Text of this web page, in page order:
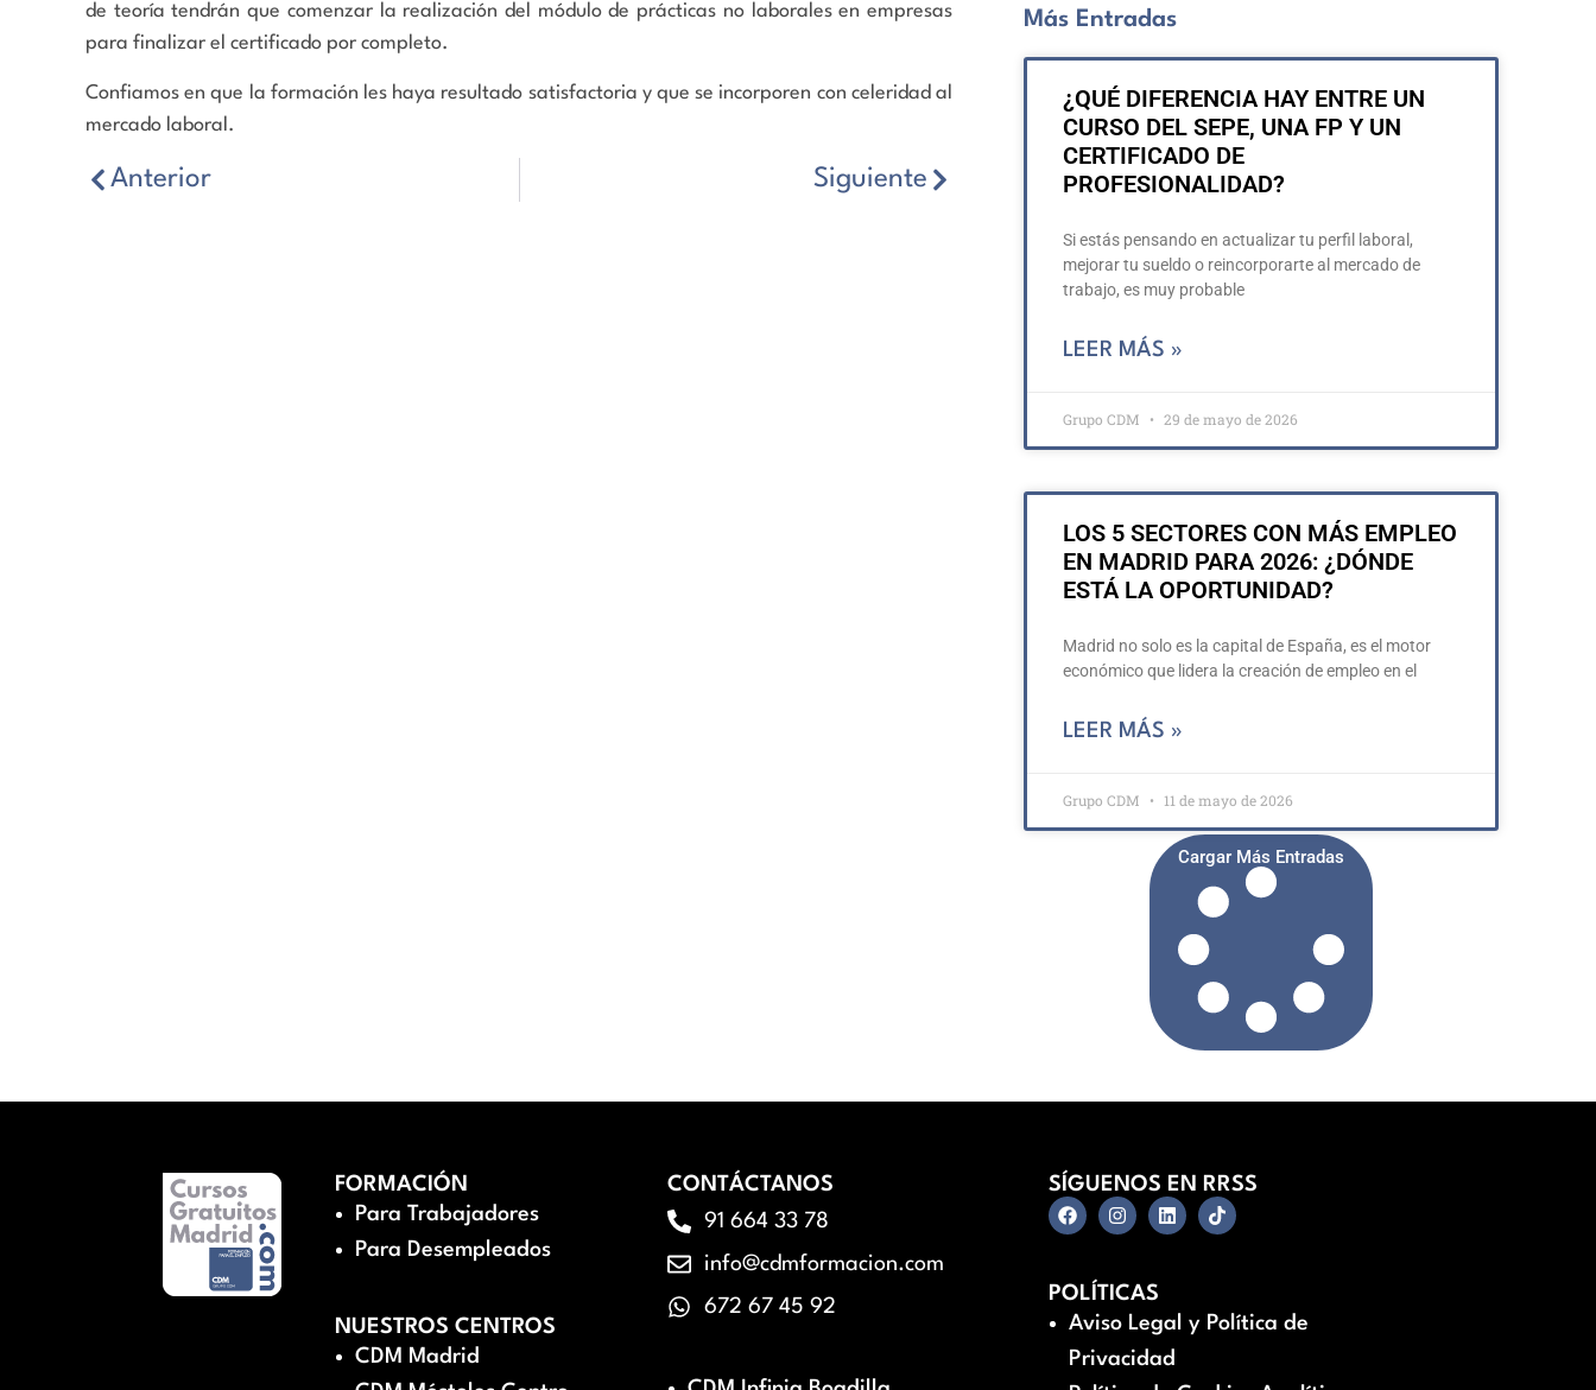
de teoría tendrán que comenzar la realización del módulo de prácticas no laborales en empresas
para finalizar el certificado por completo.
Confiamos en que la formación les haya resultado satisfactoria y que se incorporen con celeridad al
mercado laboral.
Anterior Siguiente
Más Entradas
¿QUÉ DIFERENCIA HAY ENTRE UN
CURSO DEL SEPE, UNA FP Y UN
CERTIFICADO DE
PROFESIONALIDAD?
Si estás pensando en actualizar tu perfil laboral,
mejorar tu sueldo o reincorporarte al mercado de
trabajo, es muy probable
LEER MÁS »
Grupo CDM 29 de mayo de 2026
LOS 5 SECTORES CON MÁS EMPLEO
EN MADRID PARA 2026: ¿DÓNDE
ESTÁ LA OPORTUNIDAD?
Madrid no solo es la capital de España, es el motor
económico que lidera la creación de empleo en el
LEER MÁS »
Grupo CDM 11 de mayo de 2026
Cargar Más Entradas
FORMACIÓN
Para Trabajadores
Para Desempleados
NUESTROS CENTROS
CDM Madrid
CONTÁCTANOS
91 664 33 78
info@cdmformacion.com
672 67 45 92
SÍGUENOS EN RRSS
POLÍTICAS
Aviso Legal y Política de
Privacidad